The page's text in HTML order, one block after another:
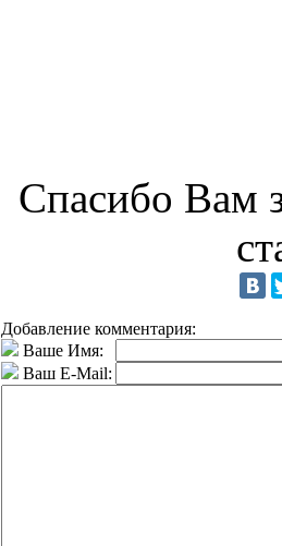
Спасибо Вам
Добавление комментария:
Ваше Имя:
Ваш E-Mail: